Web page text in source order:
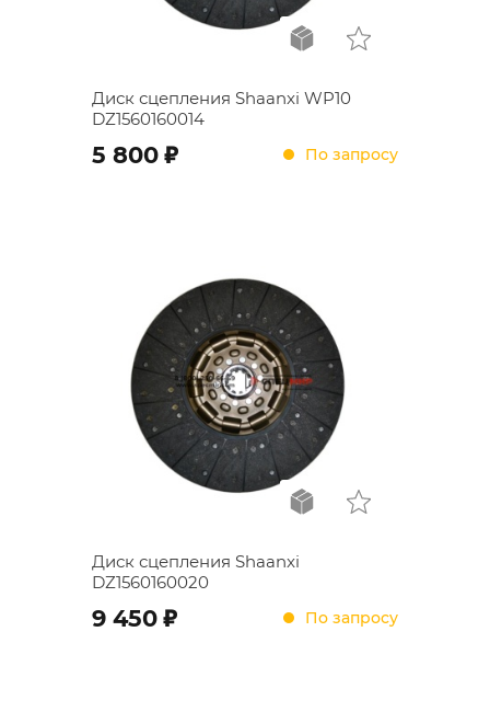
Диск сцепления Shaanxi WP10
DZ1560160014
5 800 ; По запросу
Диск сцепления Shaanxi
DZ1560160020
9 450 ; По запросу